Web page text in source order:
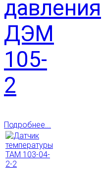
давления
ДЭМ
105-
2
Подробнее...